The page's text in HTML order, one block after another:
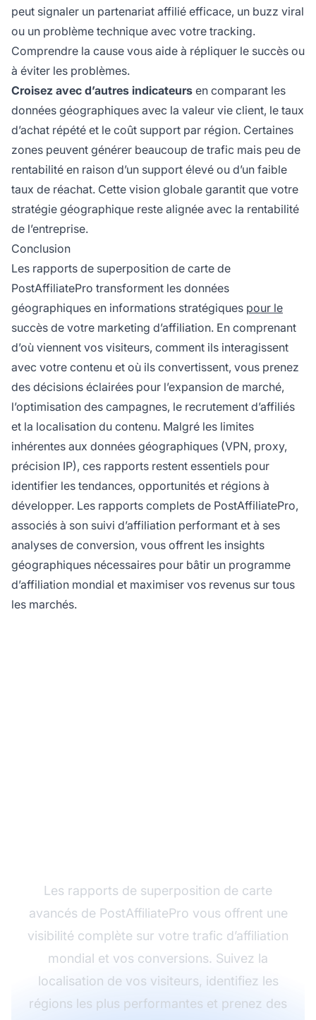
peut signaler un partenariat affilié efficace, un buzz viral
ou un problème technique avec votre tracking.
Comprendre la cause vous aide à répliquer le succès ou
à éviter les problèmes.
Croisez avec d’autres indicateurs en comparant les
données géographiques avec la valeur vie client, le taux
d’achat répété et le coût support par région. Certaines
zones peuvent générer beaucoup de trafic mais peu de
rentabilité en raison d’un support élevé ou d’un faible
taux de réachat. Cette vision globale garantit que votre
stratégie géographique reste alignée avec la rentabilité
de l’entreprise.
Conclusion
Les rapports de superposition de carte de
PostAffiliatePro transforment les données
géographiques en informations stratégiques pour le
succès de votre marketing d’affiliation. En comprenant
d’où viennent vos visiteurs, comment ils interagissent
avec votre contenu et où ils convertissent, vous prenez
des décisions éclairées pour l’expansion de marché,
l’optimisation des campagnes, le recrutement d’affiliés
et la localisation du contenu. Malgré les limites
inhérentes aux données géographiques (VPN, proxy,
précision IP), ces rapports restent essentiels pour
identifier les tendances, opportunités et régions à
développer. Les rapports complets de PostAffiliatePro,
associés à son suivi d’affiliation performant et à ses
analyses de conversion, vous offrent les insights
géographiques nécessaires pour bâtir un programme
d’affiliation mondial et maximiser vos revenus sur tous
les marchés.
Les rapports de superposition de carte
avancés de PostAffiliatePro vous offrent une
visibilité complète sur votre trafic d’affiliation
mondial et vos conversions. Suivez la
localisation de vos visiteurs, identifiez les
régions les plus performantes et prenez des